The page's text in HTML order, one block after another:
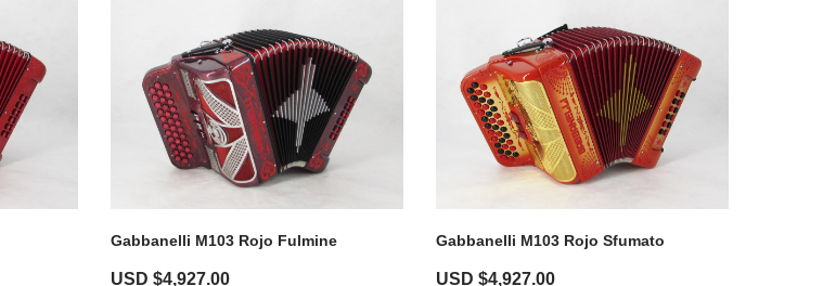
Gabbanelli M103 Rojo Fulmine
USD $4,927.00
Gabbanelli M103 Rojo Sfumato
USD $4,927.00